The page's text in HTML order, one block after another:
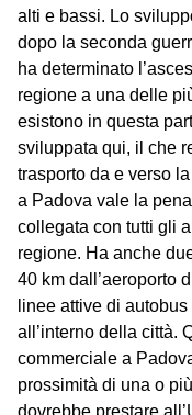
alti e bassi. Lo
dopo la seconda
ha determinato
regione a una delle
esistono in questa
sviluppata qui, il che
trasporto da e verso
a Padova vale la
collegata con tutti gli
regione. Ha anche
40 km dall’aeroporto
linee attive di
all’interno della città.
commerciale a
prossimità di una o
dovrebbe prestare